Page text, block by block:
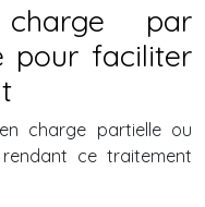
par
pour faciliter
charge partielle ou
ce traitement